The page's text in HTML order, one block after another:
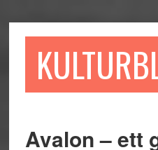
till
till
sidofältet
till
Avalon – ett